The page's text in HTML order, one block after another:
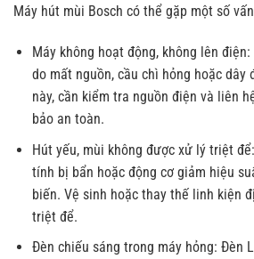
Máy hút mùi Bosch có thể gặp một số
Máy không hoạt động, không lên
do mất nguồn, cầu chì hỏng hoặc dây
này, cần kiểm tra nguồn điện và liên
bảo an toàn.
Hút yếu, mùi không được xử lý triệt
tính bị bẩn hoặc động cơ giảm hiệu
biến. Vệ sinh hoặc thay thế linh kiện
triệt để.
Đèn chiếu sáng trong máy hỏng: Đèn